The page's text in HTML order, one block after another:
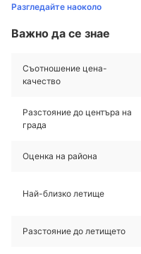
Разгледайте наоколо
Важно да се знае
Съотношение цена-
качество
Разстояние до центъра на
града
Оценка на района
Най-близко летище
Разстояние до летището